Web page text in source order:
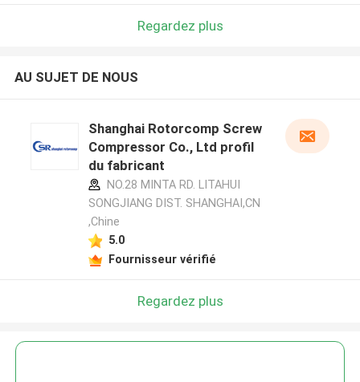
Regardez plus
AU SUJET DE NOUS
Shanghai Rotorcomp Screw
Compressor Co., Ltd profil
du fabricant
NO.28 MINTA RD. LITAHUI
SONGJIANG DIST. SHANGHAI,CN
,Chine
5.0
Fournisseur vérifié
Regardez plus